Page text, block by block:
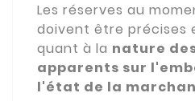
Les réserves au
doivent être précises
quant à la nature
apparents sur
l'état de la